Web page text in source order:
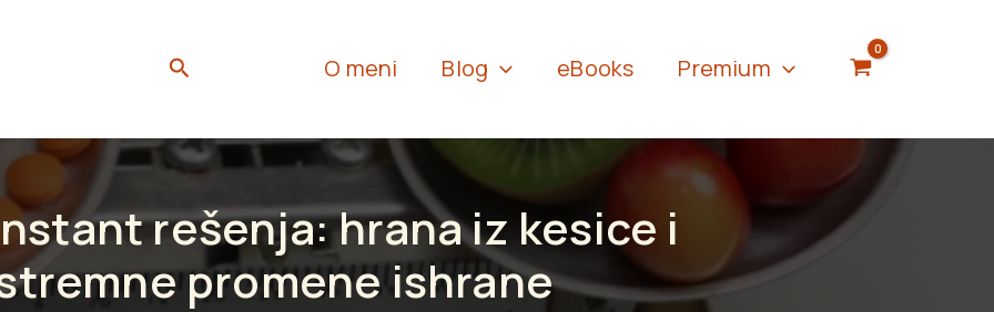
Search O meni Blog eBooks Premium
rešenja: hrana iz kesice i
promene ishrane